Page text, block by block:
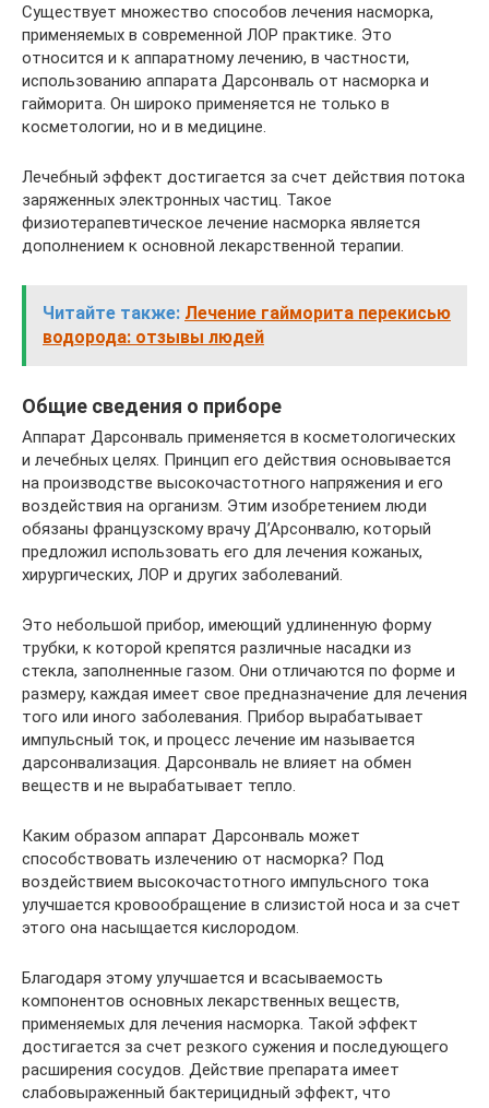
Существует множество способов лечения насморка,
применяемых в современной ЛОР практике. Это
относится и к аппаратному лечению, в частности,
использованию аппарата Дарсонваль от насморка и
гайморита. Он широко применяется не только в
косметологии, но и в медицине.
Лечебный эффект достигается за счет действия потока
заряженных электронных частиц. Такое
физиотерапевтическое лечение насморка является
дополнением к основной лекарственной терапии.
Читайте также: Лечение гайморита перекисью
водорода: отзывы людей
Общие сведения о приборе
Аппарат Дарсонваль применяется в косметологических
и лечебных целях. Принцип его действия основывается
на производстве высокочастотного напряжения и его
воздействия на организм. Этим изобретением люди
обязаны французскому врачу Д’Арсонвалю, который
предложил использовать его для лечения кожаных,
хирургических, ЛОР и других заболеваний.
Это небольшой прибор, имеющий удлиненную форму
трубки, к которой крепятся различные насадки из
стекла, заполненные газом. Они отличаются по форме и
размеру, каждая имеет свое предназначение для лечения
того или иного заболевания. Прибор вырабатывает
импульсный ток, и процесс лечение им называется
дарсонвализация. Дарсонваль не влияет на обмен
веществ и не вырабатывает тепло.
Каким образом аппарат Дарсонваль может
способствовать излечению от насморка? Под
воздействием высокочастотного импульсного тока
улучшается кровообращение в слизистой носа и за счет
этого она насыщается кислородом.
Благодаря этому улучшается и всасываемость
компонентов основных лекарственных веществ,
применяемых для лечения насморка. Такой эффект
достигается за счет резкого сужения и последующего
расширения сосудов. Действие препарата имеет
слабовыраженный бактерицидный эффект, что